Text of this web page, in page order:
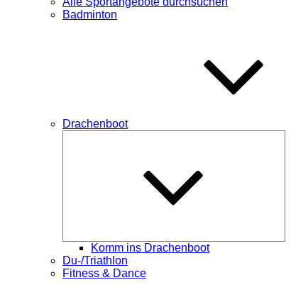
Badminton
Drachenboot
Komm ins Drachenboot
Du-/Triathlon
Fitness & Dance